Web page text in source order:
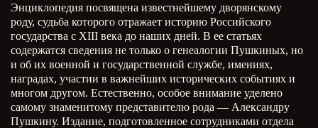
Энциклопедия посвящена известнейшему дворянскому
роду, судьба которого отражает историю Российского
государства с XIII века до наших дней. В ее статьях
содержатся сведения не только о генеалогии Пушкиных, но
и об их военной и государственной службе, имениях,
наградах, участии в важнейших исторических событиях и
многом другом. Естественно, особое внимание уделено
самому знаменитому представителю рода — Александру
Пушкину. Издание, подготовленное сотрудниками отдела